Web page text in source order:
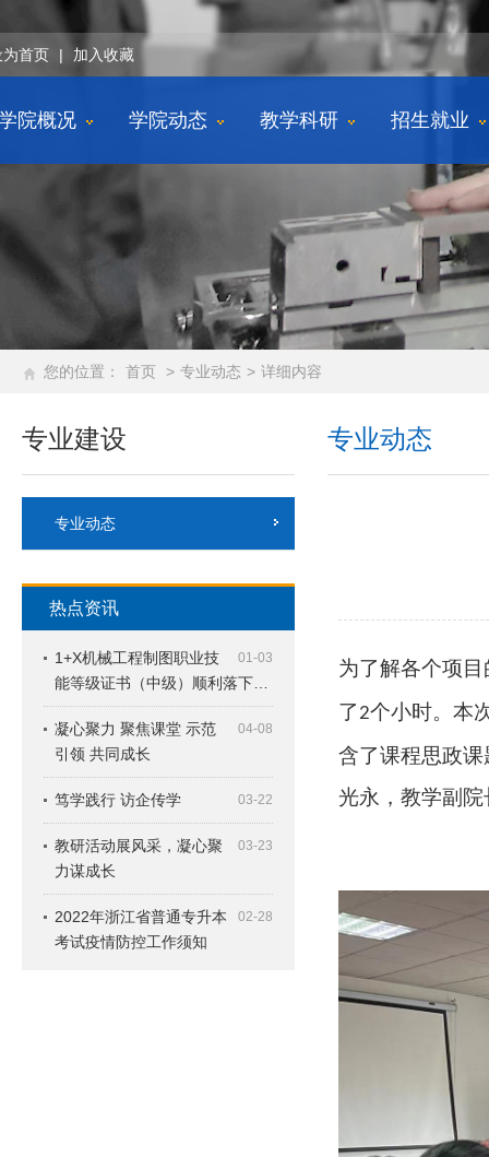
为首页 | 加入收藏
院概况 学院动态 教学科研 招生就业
您的位置： 首页 > 专业动态 > 详细内容
专业建设
专业动态
热点资讯
01-03
1+X机械工程制图职业技
能等级证书（中级）顺利落下…
04-08
凝心聚力 聚焦课堂 示范
引领 共同成长
03-22
笃学践行 访企传学
03-23
教研活动展风采，凝心聚
力谋成长
02-28
2022年浙江省普通专升本
考试疫情防控工作须知
专业动态
为了解各个项
了2个小时。本
含了课程思政
光永，教学副